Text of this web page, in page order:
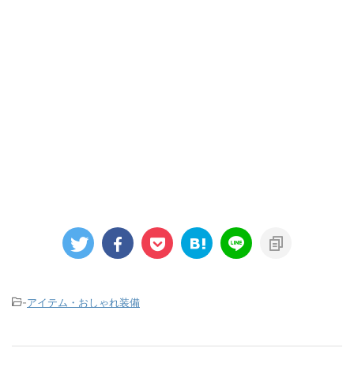
-アイテム・おしゃれ装備